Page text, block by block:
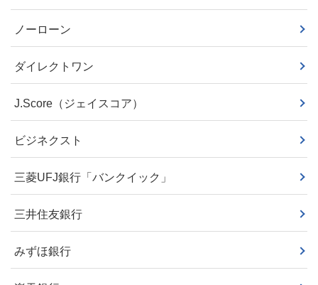
ノーローン
ダイレクトワン
J.Score（ジェイスコア）
ビジネクスト
三菱UFJ銀行「バンクイック」
三井住友銀行
みずほ銀行